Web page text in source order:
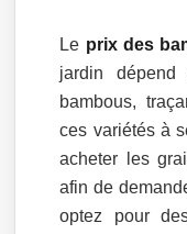
Le prix des
jardin dépend
bambous,
ces variétés à
acheter les
afin de
optez pour